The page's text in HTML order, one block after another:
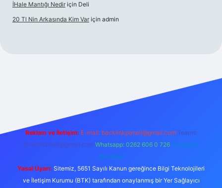
İHale Mantığı Nedir için Deli
20 Tl Nin Arkasında Kim Var için admin
https://
Reklam ve İletişim: E-mail: backlinkpaneli@gmail.com Teams:
forumhizmeti@gmail.com Whatsapp: 0262 606 0 726 Telegram:
@karabul
Yasal Uyarı: Sitemiz, 5651 Sayılı Kanun gereğince Bilgi Teknolojileri
ve İletişim Kurumu (BTK) tarafından onaylanmış bir Yer Sağlayıcı